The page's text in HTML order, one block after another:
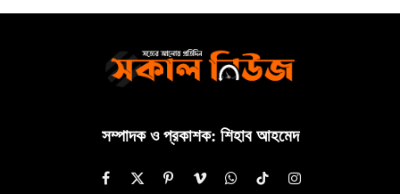
সম্পাদক ও প্রকাশক: শিহাব আহমেদ
Facebook
X
PinterestVimeoWhatsAppTikTokInstagram